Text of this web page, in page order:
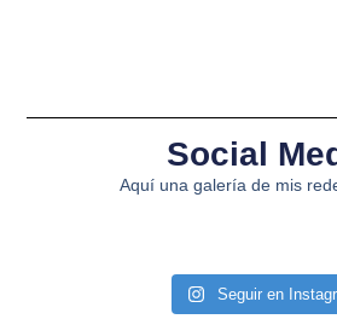
Social
Aquí una galería de mis
Seguir en